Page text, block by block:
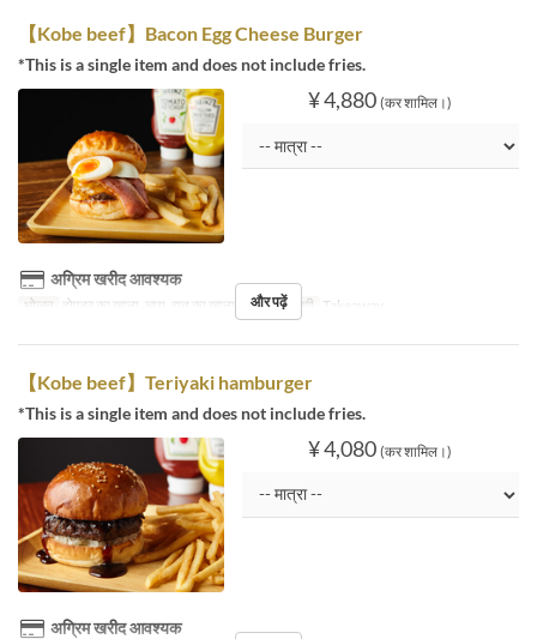
【Kobe beef】Bacon Egg Cheese Burger
*This is a single item and does not include fries.
¥ 4,880 (कर शामिल।)
अग्रिम खरीद आवश्यक
भोजन दोपहर का खाना, चाय, रात का खाना सीट की श्रेणी Takeaway
और पढ़ें
【Kobe beef】Teriyaki hamburger
*This is a single item and does not include fries.
¥ 4,080 (कर शामिल।)
अग्रिम खरीद आवश्यक